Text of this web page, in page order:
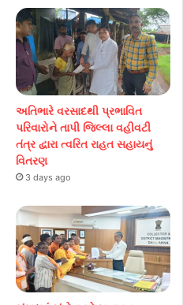
અતિભારે વરસાદથી પ્રભાવિત
પરિવારોને તાપી જિલ્લા વહીવટી
તંત્ર દ્વારા ત્વરિત રાહત સહાયનું
વિતરણ
3 days ago